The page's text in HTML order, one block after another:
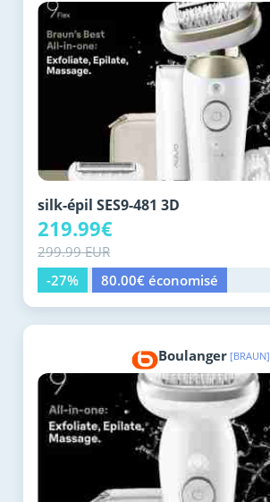
silk-épil SES9-481 3D
219.99€
299.99 EUR
-27%
80.00€ économisé
Boulanger [BRAUN]